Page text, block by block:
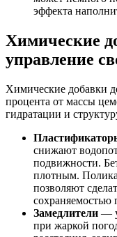
эффекта
Химические
управление
Химические добавки
процента от массы
гидратации и
снижают
подвижности.
плотным.
позволяют
сохраняемостью
Замедлители —
при жаркой